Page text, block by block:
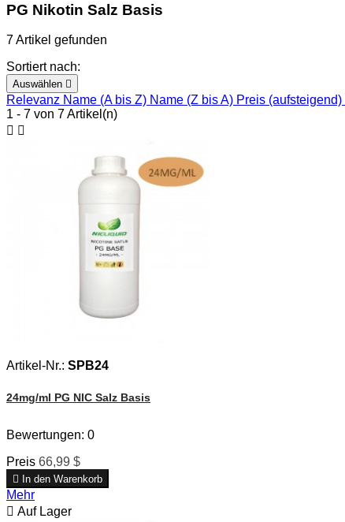
PG Nikotin Salz Basis
7 Artikel gefunden
Sortiert nach:
Auswählen 
Relevanz Name (A bis Z) Name (Z bis A) Preis (aufsteigend)
1 - 7 von 7 Artikel(n)
 
Artikel-Nr.: SPB24
24mg/ml PG NIC Salz Basis
Bewertungen: 0
Preis 66,99 $
 In den Warenkorb
Mehr
 Auf Lager